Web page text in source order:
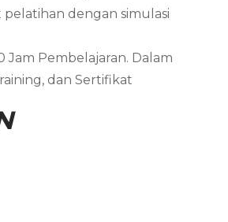
dengan simulasi
Jam Pembelajaran. Dalam
dan Sertifikat